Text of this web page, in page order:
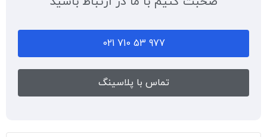
977 53 710 021
تماس با پلاسینگ